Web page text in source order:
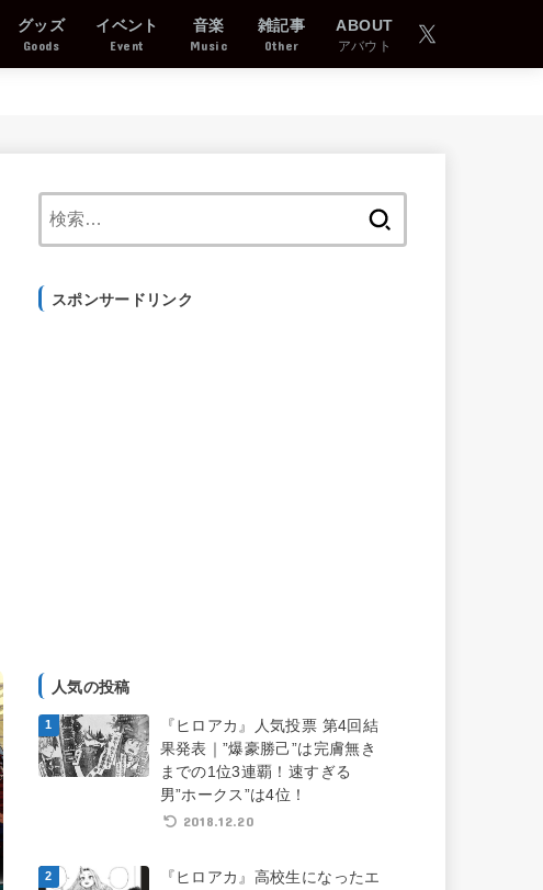
グッズ
Goods
イベント
Event
音楽
Music
雑記事
Other
ABOUT
アバウト
スポンサードリンク
人気の投稿
『ヒロアカ』人気投票 第4回結
果発表｜”爆豪勝己”は完膚無き
までの1位3連覇！速すぎる
男”ホークス”は4位！
2018.12.20
『ヒロアカ』高校生になったエ